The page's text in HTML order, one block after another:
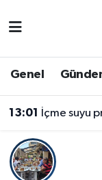
Genel
13:01 İçme suyu
İğdir
Iğdır Trafik